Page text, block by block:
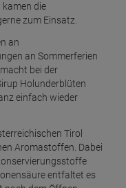
kamen die
zum Einsatz.
an
an Sommerferien
bei der
Holunderblüten
einfach wieder
Tirol
Aromastoffen. Dabei
entfaltet es